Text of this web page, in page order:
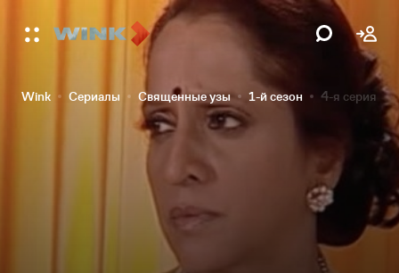
Wink Сериалы Священные узы 1-й сезон 4-я серия